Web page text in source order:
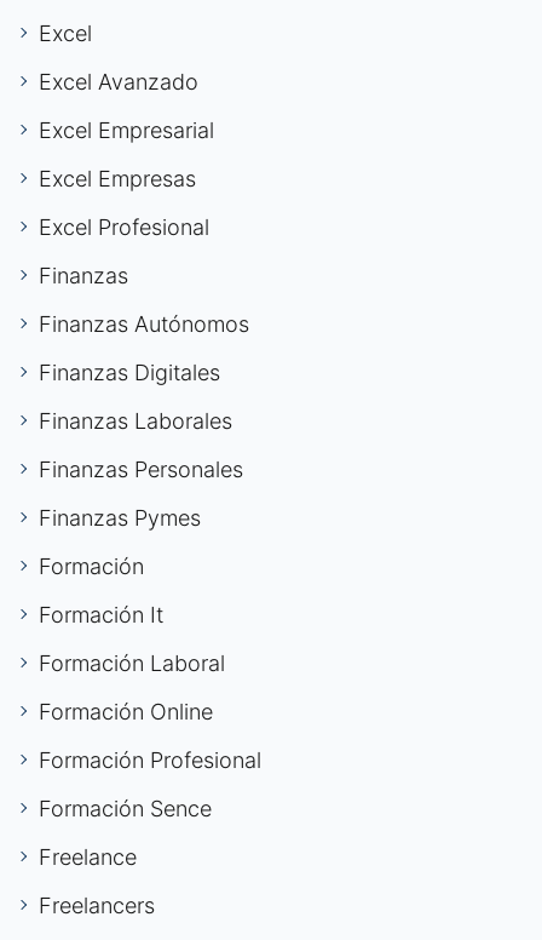
Excel
Excel Avanzado
Excel Empresarial
Excel Empresas
Excel Profesional
Finanzas
Finanzas Autónomos
Finanzas Digitales
Finanzas Laborales
Finanzas Personales
Finanzas Pymes
Formación
Formación It
Formación Laboral
Formación Online
Formación Profesional
Formación Sence
Freelance
Freelancers